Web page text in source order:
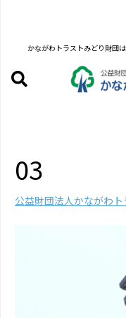
かながわトラストみどり財団は
03
公益財団法人かながわ